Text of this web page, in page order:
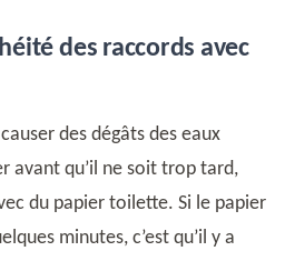
des raccords avec
des dégâts des eaux
avant qu’il ne soit trop tard,
du papier toilette. Si le papier
minutes, c’est qu’il y a